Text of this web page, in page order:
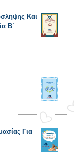
Και
Β΄
Για